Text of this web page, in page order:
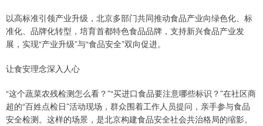
以高标准引领产业升级，北京多部门共同推动食品产业向绿色化、标
准化、品牌化转型，培育首都特色食品品牌，支持新兴食品产业发
展，实现“产业升级”与“食品安全”双向促进。
让食安理念深入人心
“这个蔬菜农残检测怎么看？”“买进口食品要注意哪些标识？”在社区商
超的“百姓点检日”活动现场，群众围着工作人员提问，亲手参与食品
安全检测。这样的场景，是北京构建食品安全社会共治格局的缩影。